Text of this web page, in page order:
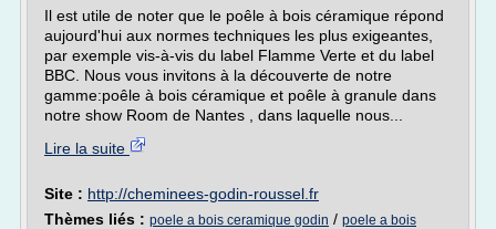
Il est utile de noter que le poêle à bois céramique répond
aujourd'hui aux normes techniques les plus exigeantes,
par exemple vis-à-vis du label Flamme Verte et du label
BBC. Nous vous invitons à la découverte de notre
gamme:poêle à bois céramique et poêle à granule dans
notre show Room de Nantes , dans laquelle nous...
Lire la suite
Site : http://cheminees-godin-roussel.fr
Thèmes liés : poele a bois ceramique godin / poele a bois